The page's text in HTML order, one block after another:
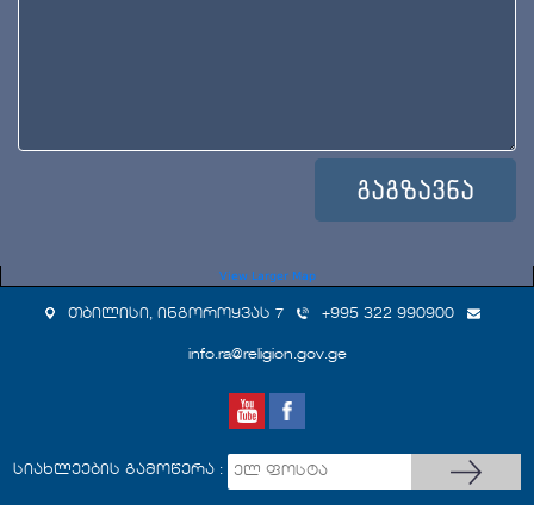
View Larger Map
თბილისი, ინგოროყვას 7 +995 322 990900
info.ra@religion.gov.ge
სიახლეების გამოწერა :